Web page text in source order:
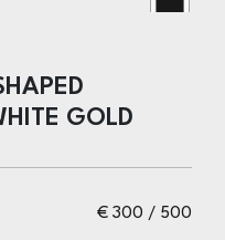
GOLD
€ 300 / 500